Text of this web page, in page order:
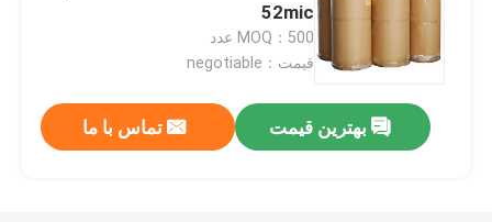
محصولات
درباره ما
52mic
MOQ：500 عدد
قیمت：negotiable
بهترین قیمت تماس با ما